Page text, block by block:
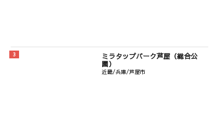
ミラタップパーク芦屋（総合公
園）
近畿/兵庫/芦屋市